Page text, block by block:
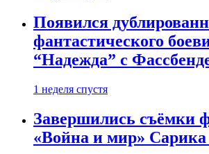
Появился
фантастического
“Надежда” с
1 неделя спустя
Завершились съёмки
«Война и мир» Сарика